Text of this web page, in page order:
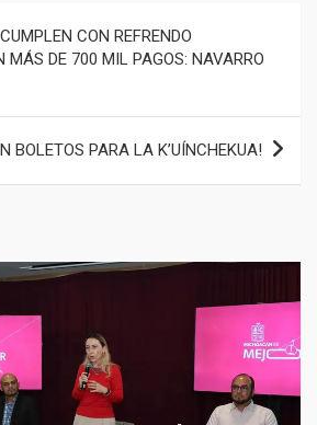
CON REFRENDO
MÁS DE 700 MIL PAGOS: NAVARRO
BOLETOS PARA LA K’UÍNCHEKUA!